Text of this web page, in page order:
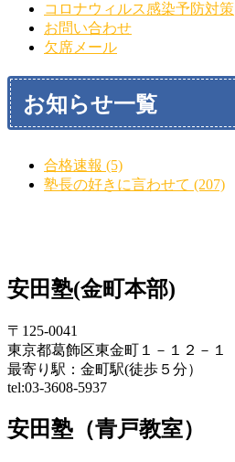
コロナウィルス感染予防対策
お問い合わせ
欠席メール
お知らせ一覧
合格速報 (5)
塾長の好きに言わせて (207)
安田塾(金町本部)
〒125-0041
東京都葛飾区東金町１－１２－１
最寄り駅：金町駅(徒歩５分）
tel:03-3608-5937
安田塾（青戸教室）